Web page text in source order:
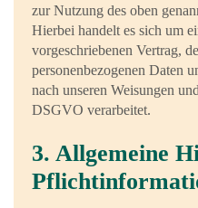
zur Nutzung des oben
Hierbei handelt es sich um
vorgeschriebenen Vertrag,
personenbezogenen Daten
nach unseren Weisungen
DSGVO verarbeitet.
3. Allgemeine